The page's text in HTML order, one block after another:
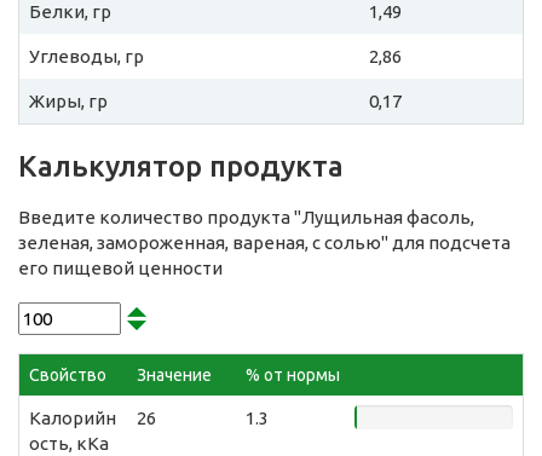
Белки, гр 1,49
Углеводы, гр 2,86
Жиры, гр 0,17
Калькулятор продукта
Введите количество продукта "Лущильная фасоль,
зеленая, замороженная, вареная, с солью" для подсчета
его пищевой ценности
Свойство Значение % от нормы
Калорийн
ость, кКа
26 1.3